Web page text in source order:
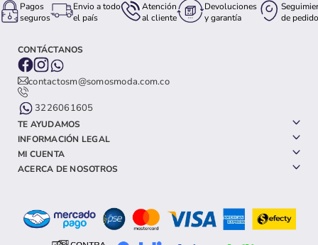
Pagos
seguros
Envio a todo
el país
Atención
al cliente
Devoluciones
y garantía
de pedido
CONTÁCTANOS
contactosm@somosmoda.com.co
3226061605
TE AYUDAMOS
INFORMACIÓN LEGAL
MI CUENTA
ACERCA DE NOSOTROS